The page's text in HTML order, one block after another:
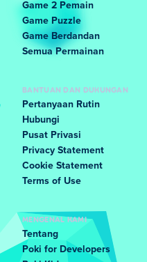
Game 2 Pemain
Game Puzzle
Game Berdandan
Semua Permainan
BANTUAN DAN DUKUNGAN
Pertanyaan Rutin
Hubungi
Pusat Privasi
Privacy Statement
Cookie Statement
Terms of Use
MENGENAL KAMI
Tentang
Poki for Developers